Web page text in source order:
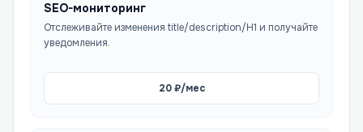
SEO-мониторинг
Отслеживайте изменения title/description/H1 и получайте
уведомления.
20₽/мес